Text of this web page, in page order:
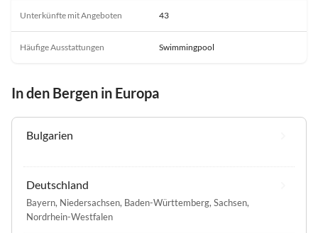
Unterkünfte mit Angeboten 43
Häufige Ausstattungen Swimmingpool
In den Bergen in Europa
Bulgarien
Deutschland
Bayern, Niedersachsen, Baden-Württemberg, Sachsen,
Nordrhein-Westfalen